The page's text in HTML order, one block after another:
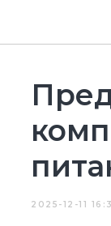
2025-12-11